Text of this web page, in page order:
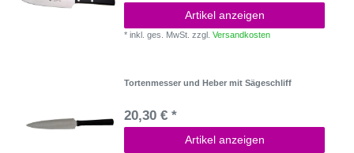
Artikel anzeigen
*inkl. ges. MwSt. zzgl.Versandkosten
Tortenmesser und Heber mit Sägeschliff
20,30 € *
Artikel anzeigen